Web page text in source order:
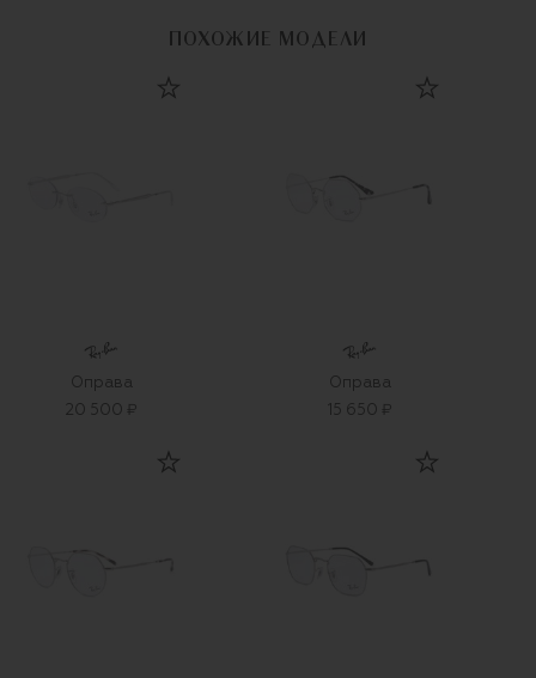
ПОХОЖИЕ МОДЕЛИ
Оправа
20 500 ₽
Оправа
15 650 ₽